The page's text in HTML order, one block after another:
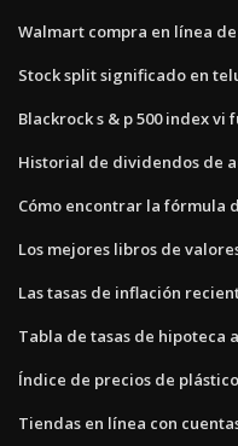
Walmart compra en línea
Stock split significado en
Blackrock s & p 500 index vi
Historial de dividendos de
Cómo encontrar la fórmula
Los mejores libros de
Las tasas de inflación
Tabla de tasas de hipoteca
Índice de precios de
Tiendas en línea con